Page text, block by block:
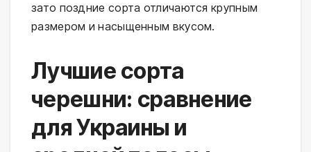
зато поздние сорта отличаются крупным
размером и насыщенным вкусом.
Лучшие сорта
черешни: сравнение
для Украины и